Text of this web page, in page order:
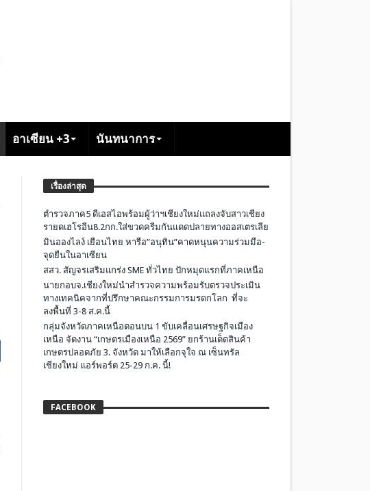
อาเซียน +3 นันทนาการ
เรื่องล่าสุด
ตำรวจภาค5 ดีเอสไอพร้อมผู้ว่าฯเชียงใหม่แถลงจับสาวเชียง
รายดเฮโรอีน8.2กก.ใส่ขวดครีมกันแดดปลายทางออสเตรเลีย
มินอองไลง์ เยือนไทย หารือ”อนุทิน”คาดหนุนความร่วมมือ-
จุดยืนในอาเซียน
สสว. สัญจรเสริมแกร่ง SME ทั่วไทย ปักหมุดแรกที่ภาคเหนือ
นายกอบจ.เชียงใหม่นำสำรวจความพร้อมรับตรวจประเมิน
ทางเทคนิคจากที่ปรึกษาคณะกรรมการมรดกโลก ที่จะ
ลงพื้นที่ 3-8 ส.ค.นี้
กลุ่มจังหวัดภาคเหนือตอนบน 1 ขับเคลื่อนเศรษฐกิจเมือง
เหนือ จัดงาน “เกษตรเมืองเหนือ 2569” ยกร้านเด็ดสินค้า
เกษตรปลอดภัย 3. จังหวัด มาให้เลือกจุใจ ณ เซ็นทรัล
เชียงใหม่ แอร์พอร์ต 25-29 ก.ค. นี้!
FACEBOOK